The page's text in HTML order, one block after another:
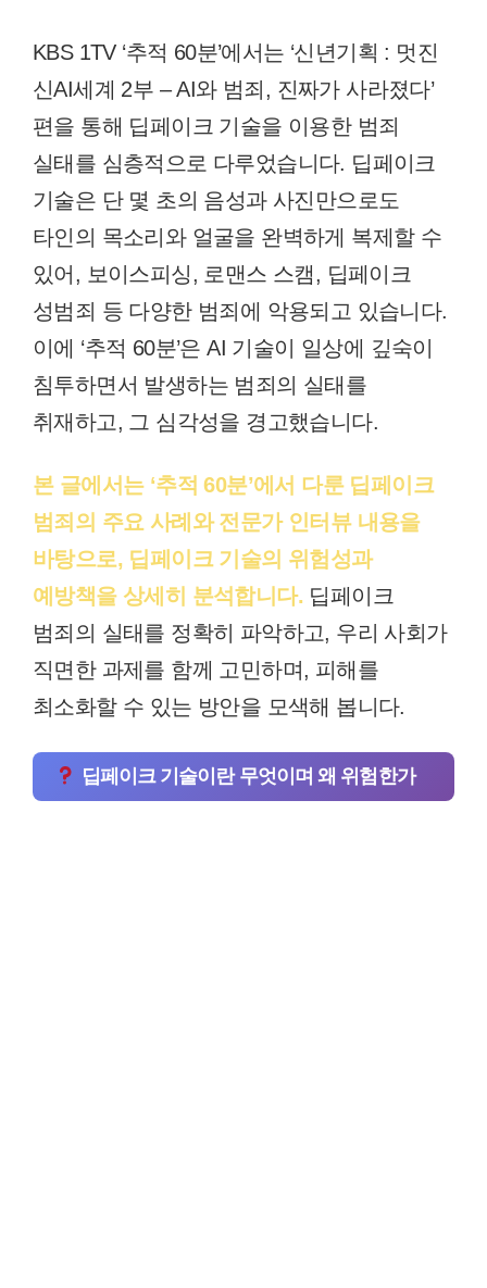
KBS 1TV ‘추적 60분’에서는 ‘신년기획 : 멋진
신AI세계 2부 – AI와 범죄, 진짜가 사라졌다’
편을 통해 딥페이크 기술을 이용한 범죄
실태를 심층적으로 다루었습니다. 딥페이크
기술은 단 몇 초의 음성과 사진만으로도
타인의 목소리와 얼굴을 완벽하게 복제할 수
있어, 보이스피싱, 로맨스 스캠, 딥페이크
성범죄 등 다양한 범죄에 악용되고 있습니다.
이에 ‘추적 60분’은 AI 기술이 일상에 깊숙이
침투하면서 발생하는 범죄의 실태를
취재하고, 그 심각성을 경고했습니다.
본 글에서는 ‘추적 60분’에서 다룬 딥페이크
범죄의 주요 사례와 전문가 인터뷰 내용을
바탕으로, 딥페이크 기술의 위험성과
예방책을 상세히 분석합니다. 딥페이크
범죄의 실태를 정확히 파악하고, 우리 사회가
직면한 과제를 함께 고민하며, 피해를
최소화할 수 있는 방안을 모색해 봅니다.
딥페이크 기술이란 무엇이며 왜 위험한가